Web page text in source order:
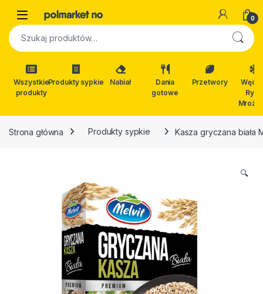
Open 0
Szukaj:
Wszystkie
produkty
Produkty sypkie Nabiał
Dania
gotowe
Przetwory
Ryby
Strona główna Produkty sypkie Kasza gryczana biała
🔍